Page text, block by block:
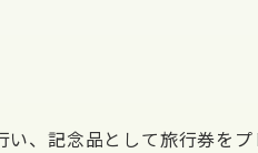
、記念品として旅行券をプ